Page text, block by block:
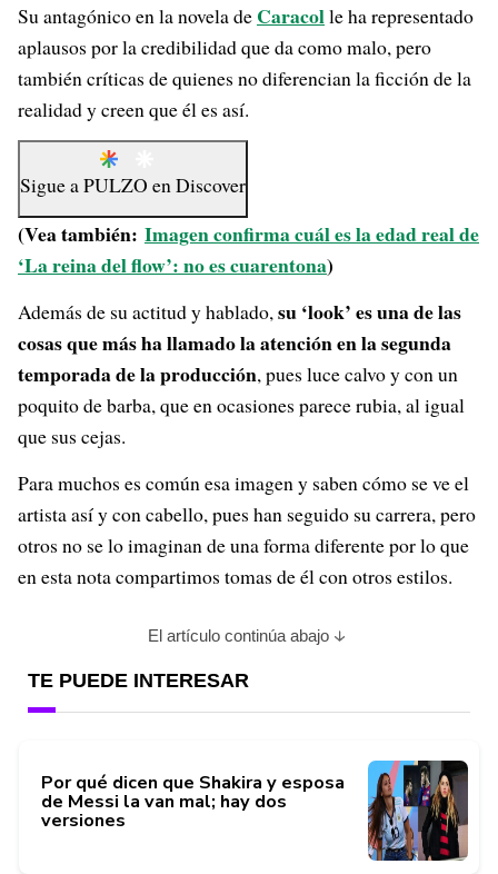
Su antagónico en la novela de Caracolle ha representado
aplausos por la credibilidad que da como malo, pero
también críticas de quienes no diferencian la ficción de la
realidad y creen que él es así.
Sigue aPULZO enDiscover
(Vea también: Imagen confirma cuál es la edad real de
‘La reina del flow’: no es cuarentona)
Además de su actitud y hablado,su ‘look’ es una de las
cosas que más ha llamado la atención en la segunda
temporada de la producción, pues luce calvo y con un
poquito de barba, que en ocasiones parece rubia, al igual
que sus cejas.
Para muchos es común esa imagen y saben cómo se ve el
artista así y con cabello, pues han seguido su carrera, pero
otros no se lo imaginan de una forma diferente por lo que
en esta nota compartimos tomas de él con otros estilos.
El artículo continúa abajo
TE PUEDE INTERESAR
Por qué dicen que Shakira y esposa
de Messi la van mal; hay dos
versiones